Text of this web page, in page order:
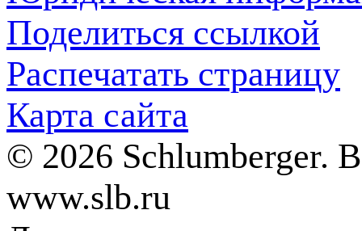
Поделиться ссылкой
Распечатать страницу
Карта сайта
© 2026 Schlumberger.
www.slb.ru